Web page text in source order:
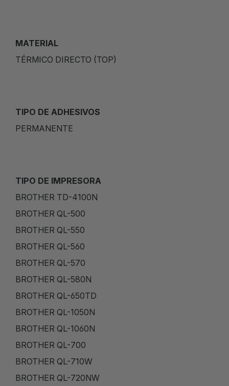
MATERIAL
TÉRMICO DIRECTO (TOP)
TIPO DE ADHESIVOS
PERMANENTE
TIPO DE IMPRESORA
BROTHER TD-4100N
BROTHER QL-500
BROTHER QL-550
BROTHER QL-560
BROTHER QL-570
BROTHER QL-580N
BROTHER QL-650TD
BROTHER QL-1050N
BROTHER QL-1060N
BROTHER QL-700
BROTHER QL-710W
BROTHER QL-720NW